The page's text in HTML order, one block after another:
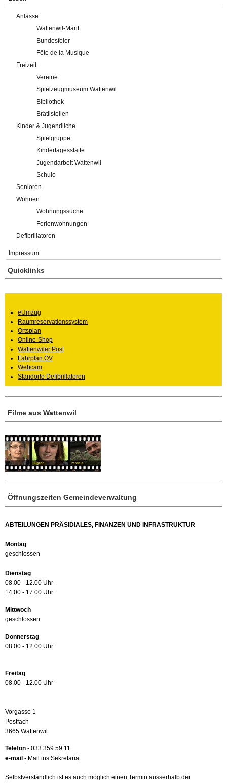
Anlässe
Wattenwil-Märit
Bundesfeier
Fête de la Musique
Freizeit
Vereine
Spielzeugmuseum Wattenwil
Bibliothek
Brätlistellen
Kinder & Jugendliche
Spielgruppe
Kindertagesstätte
Jugendarbeit Wattenwil
Schule
Senioren
Wohnen
Wohnungssuche
Ferienwohnungen
Defibrillatoren
Impressum
Öffnungszeiten Gemeindeverwaltung
ABTEILUNGEN PRÄSIDIALES, FINANZEN UND INFRASTRUKTUR
Montag
geschlossen
Dienstag
08.00 - 12.00 Uhr
14.00 - 17.00 Uhr
Mittwoch
geschlossen
Donnerstag
08.00 - 12.00 Uhr
Freitag
08.00 - 12.00 Uhr
Vorgasse 1
Postfach
3665 Wattenwil
Telefon - 033 359 59 11
e-mail - Mail ins Sekretariat
Selbstverständlich ist es auch möglich einen Termin ausserhalb der
Filme aus Wattenwil
Quicklinks
eUmzug
Raumreservationssystem
Ortsplan
Online-Shop
Wattenwiler Post
Fahrplan ÖV
Webcam
Standorte Defibrillatoren